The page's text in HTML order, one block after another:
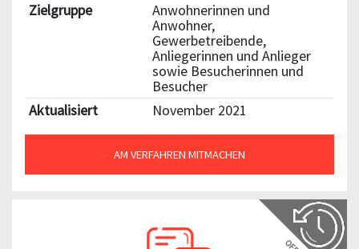
Zielgruppe
Anwohnerinnen und
Anwohner,
Gewerbetreibende,
Anliegerinnen und Anlieger
sowie Besucherinnen und
Besucher
Aktualisiert
November 2021
AM VERFAHREN MITMACHEN